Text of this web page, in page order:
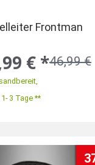
cm
Frontman
46,99 €
€ *
,
3 Tage **